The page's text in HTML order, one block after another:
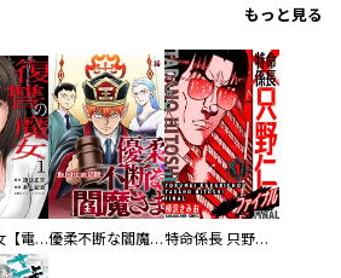
もっと見る
復讐の魔女【電子単行本版】 優柔不断な閻魔さま 特命係長 只野仁ファイナル 愛蔵版